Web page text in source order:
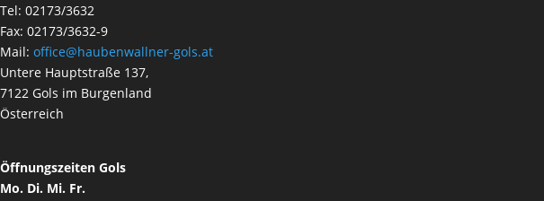
Tel: 02173/3632
Fax: 02173/3632-9
Mail: office@haubenwallner-gols.at
Untere Hauptstraße 137,
7122 Gols im Burgenland
Österreich
Öffnungszeiten Gols
Mo. Di. Mi. Fr.